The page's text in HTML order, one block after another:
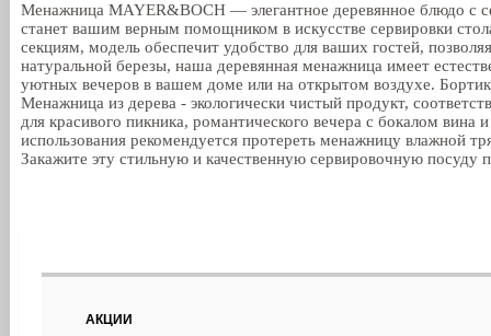
Менажница MAYER&BOCH — элегантное деревянное блюдо с
станет вашим верным помощником в искусстве сервировки
секциям, модель обеспечит удобство для ваших гостей,
натуральной березы, наша деревянная менажница имеет
уютных вечеров в вашем доме или на открытом воздухе.
Менажница из дерева - экологически чистый продукт,
для красивого пикника, романтического вечера с бокалом
использования рекомендуется протереть менажницу влажной
Закажите эту стильную и качественную сервировочную
АКЦИИ